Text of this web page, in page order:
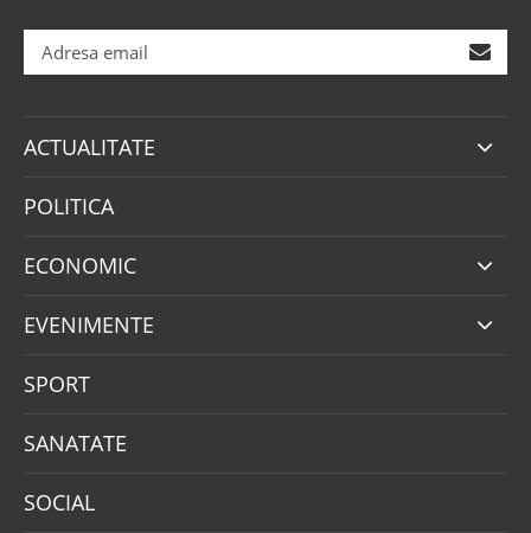
ACTUALITATE
POLITICA
ECONOMIC
EVENIMENTE
SPORT
SANATATE
SOCIAL